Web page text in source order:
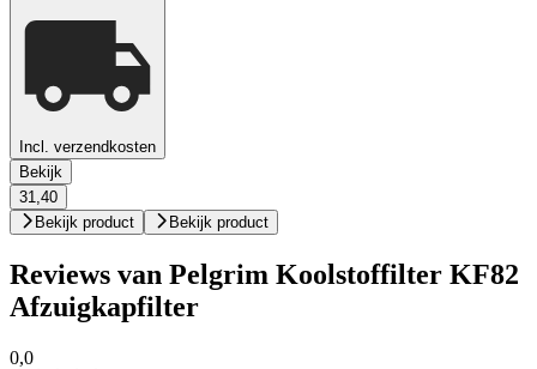
Incl. verzendkosten
Bekijk
31,40
Bekijk product
Bekijk product
Reviews van Pelgrim Koolstoffilter KF82
Afzuigkapfilter
0,0